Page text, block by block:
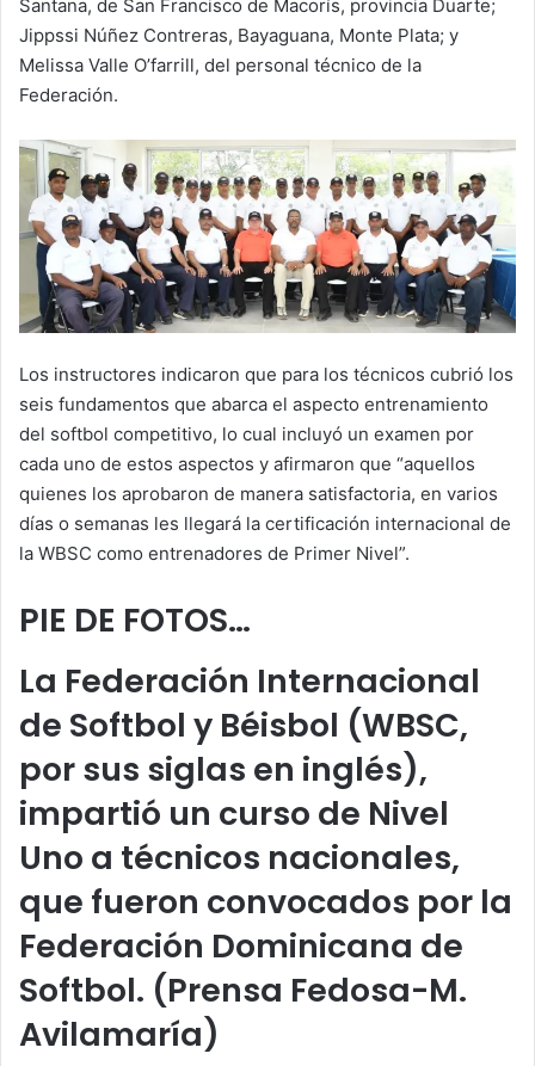
Santana, de San Francisco de Macorís, provincia Duarte;
Jippssi Núñez Contreras, Bayaguana, Monte Plata; y
Melissa Valle O’farrill, del personal técnico de la
Federación.
Los instructores indicaron que para los técnicos cubrió los
seis fundamentos que abarca el aspecto entrenamiento
del softbol competitivo, lo cual incluyó un examen por
cada uno de estos aspectos y afirmaron que “aquellos
quienes los aprobaron de manera satisfactoria, en varios
días o semanas les llegará la certificación internacional de
la WBSC como entrenadores de Primer Nivel”.
PIE DE FOTOS…
La Federación Internacional
de Softbol y Béisbol (WBSC,
por sus siglas en inglés),
impartió un curso de Nivel
Uno a técnicos nacionales,
que fueron convocados por la
Federación Dominicana de
Softbol. (Prensa Fedosa-M.
Avilamaría)